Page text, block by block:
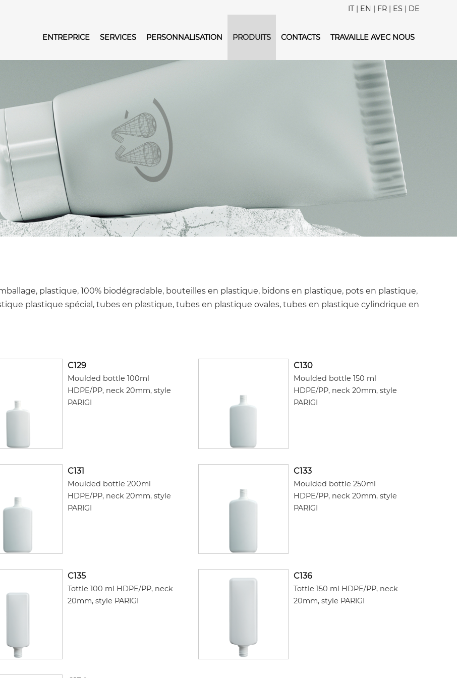
IT| EN | FR | ES | DE
ENTREPRICE SERVICES PERSONNALISATION PRODUITS CONTACTS TRAVAILLE AVEC NOUS
plastique, 100% biodégradable, bouteilles en plastique, bidons en plastique, pots en plastique,
plastique spécial, tubes en plastique, tubes en plastique ovales, tubes en plastique cylindrique en
C129
Moulded bottle 100ml
HDPE/PP, neck 20mm, style
PARIGI
C130
Moulded bottle 150 ml
HDPE/PP, neck 20mm, style
PARIGI
C131
Moulded bottle 200ml
HDPE/PP, neck 20mm, style
PARIGI
C133
Moulded bottle 250ml
HDPE/PP, neck 20mm, style
PARIGI
C135
Tottle 100 ml HDPE/PP, neck
20mm, style PARIGI
C136
Tottle 150 ml HDPE/PP, neck
20mm, style PARIGI